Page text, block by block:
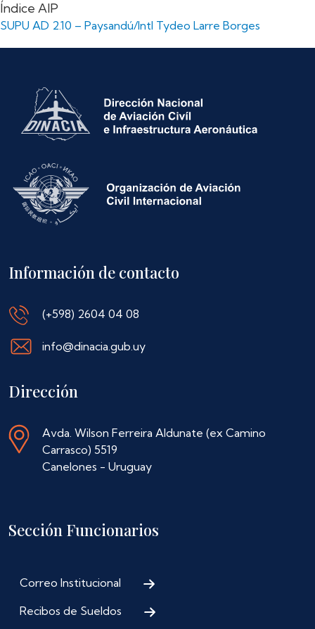
Índice AIP
SUPU AD 2.10 – Paysandú/Intl Tydeo Larre Borges
Información de contacto
(+598) 2604 04 08
info@dinacia.gub.uy
Dirección
Avda. Wilson Ferreira Aldunate (ex Camino
Carrasco) 5519
Canelones - Uruguay
Sección Funcionarios
Correo Institucional
Recibos de Sueldos